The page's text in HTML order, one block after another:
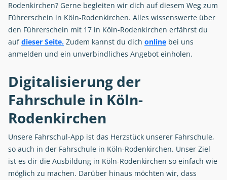
Rodenkirchen? Gerne begleiten wir dich auf diesem Weg zum
Führerschein in Köln-Rodenkirchen. Alles wissenswerte über
den Führerschein mit 17 in Köln-Rodenkirchen erfährst du
aufdieser Seite. Zudem kannst du dich online bei uns
anmelden und ein unverbindliches Angebot einholen.
Digitalisierung der
Fahrschule in Köln-
Rodenkirchen
Unsere Fahrschul-App ist das Herzstück unserer Fahrschule,
so auch in der Fahrschule in Köln-Rodenkirchen. Unser Ziel
ist es dir die Ausbildung in Köln-Rodenkirchen so einfach wie
möglich zu machen. Darüber hinaus möchten wir, dass